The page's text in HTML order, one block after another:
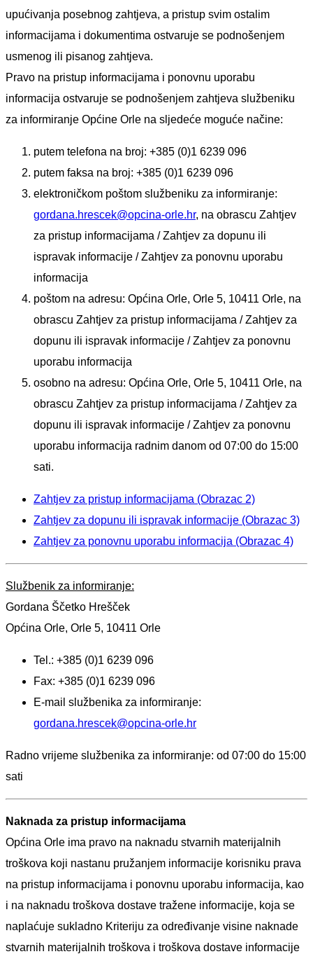
upućivanja posebnog zahtjeva, a pristup svim ostalim
informacijama i dokumentima ostvaruje se podnošenjem
usmenog ili pisanog zahtjeva.
Pravo na pristup informacijama i ponovnu uporabu
informacija ostvaruje se podnošenjem zahtjeva službeniku
za informiranje Općine Orle na sljedeće moguće načine:
putem telefona na broj: +385 (0)1 6239 096
putem faksa na broj: +385 (0)1 6239 096
elektroničkom poštom službeniku za informiranje:
gordana.hrescek@opcina-orle.hr, na obrascu Zahtjev
za pristup informacijama / Zahtjev za dopunu ili
ispravak informacije / Zahtjev za ponovnu uporabu
informacija
poštom na adresu: Općina Orle, Orle 5, 10411 Orle, na
obrascu Zahtjev za pristup informacijama / Zahtjev za
dopunu ili ispravak informacije / Zahtjev za ponovnu
uporabu informacija
osobno na adresu: Općina Orle, Orle 5, 10411 Orle, na
obrascu Zahtjev za pristup informacijama / Zahtjev za
dopunu ili ispravak informacije / Zahtjev za ponovnu
uporabu informacija radnim danom od 07:00 do 15:00
sati.
Zahtjev za pristup informacijama (Obrazac 2)
Zahtjev za dopunu ili ispravak informacije (Obrazac 3)
Zahtjev za ponovnu uporabu informacija (Obrazac 4)
Službenik za informiranje:
Gordana Ščetko Hrešček
Općina Orle, Orle 5, 10411 Orle
Tel.: +385 (0)1 6239 096
Fax: +385 (0)1 6239 096
E-mail službenika za informiranje:
gordana.hrescek@opcina-orle.hr
Radno vrijeme službenika za informiranje: od 07:00 do 15:00
sati
Naknada za pristup informacijama
Općina Orle ima pravo na naknadu stvarnih materijalnih
troškova koji nastanu pružanjem informacije korisniku prava
na pristup informacijama i ponovnu uporabu informacija, kao
i na naknadu troškova dostave tražene informacije, koja se
naplaćuje sukladno Kriteriju za određivanje visine naknade
stvarnih materijalnih troškova i troškova dostave informacije